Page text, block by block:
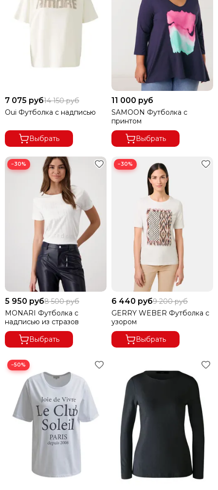
7 075 руб14 150 руб
Oui Футболка с надписью
Выбрать
11 000 руб
SAMOON Футболка с
принтом
Выбрать
−30%
5 950 руб8 500 руб
MONARI Футболка с
надписью из стразов
Выбрать
−30%
6 440 руб9 200 руб
GERRY WEBER Футболка с
узором
Выбрать
−50%